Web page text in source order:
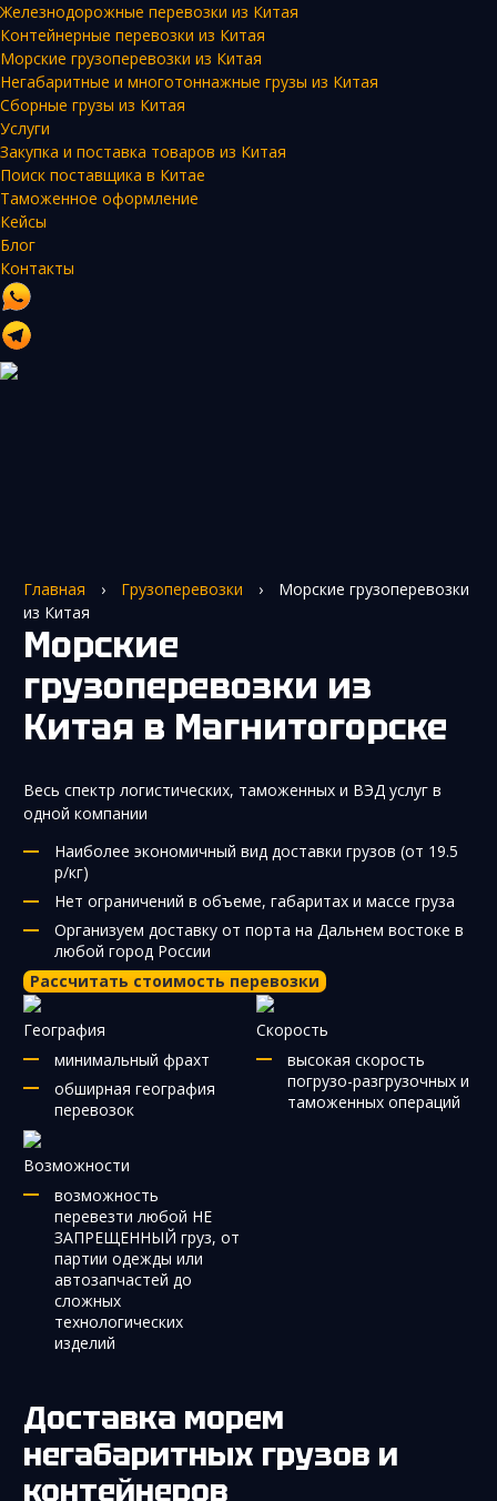
Железнодорожные перевозки из Китая
Контейнерные перевозки из Китая
Морские грузоперевозки из Китая
Негабаритные и многотоннажные грузы из Китая
Сборные грузы из Китая
Услуги
Закупка и поставка товаров из Китая
Поиск поставщика в Китае
Таможенное оформление
Кейсы
Блог
Контакты
Главная › Грузоперевозки ›
Морские грузоперевозки
из Китая
Морские
грузоперевозки из
Китая в Магнитогорске
Весь спектр логистических, таможенных и ВЭД услуг в
одной компании
Наиболее экономичный вид доставки грузов (от 19.5
р/кг)
Нет ограничений в объеме, габаритах и массе груза
Организуем доставку от порта на Дальнем востоке в
любой город России
Рассчитать стоимость перевозки
География
минимальный фрахт
обширная география
перевозок
Скорость
высокая скорость
погрузо-разгрузочных и
таможенных операций
Возможности
возможность
перевезти любой НЕ
ЗАПРЕЩЕННЫЙ груз, от
партии одежды или
автозапчастей до
сложных
технологических
изделий
Доставка морем
негабаритных грузов и
контейнеров